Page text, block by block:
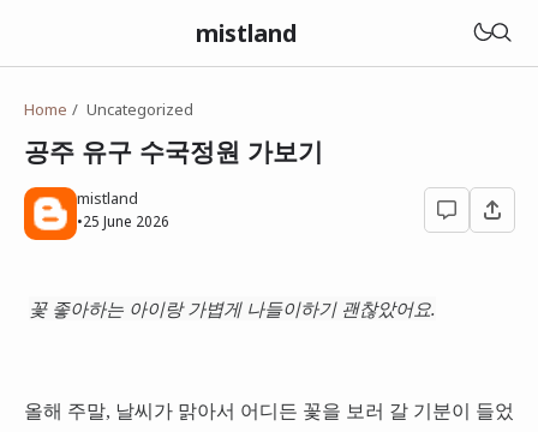
mistland
Home Uncategorized
공주 유구 수국정원 가보기
mistland
•25 June 2026
꽃 좋아하는 아이랑 가볍게 나들이하기 괜찮았어요.
올해 주말, 날씨가 맑아서 어디든 꽃을 보러 갈 기분이 들었